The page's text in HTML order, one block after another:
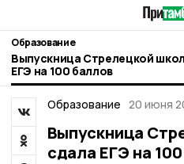
Образование
Выпускница Стрелецкой
ЕГЭ на 100 баллов
Образование 20 июня
Выпускница
сдала ЕГЭ на